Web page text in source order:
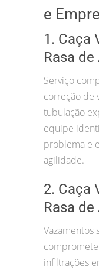
e
1. Caça
Rasa de
Serviço
correção de
tubulação
equipe
problema e
agilidade.
2. Caça
Rasa
Vazamentos
infiltrações